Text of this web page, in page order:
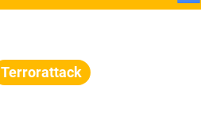
Terrorattack